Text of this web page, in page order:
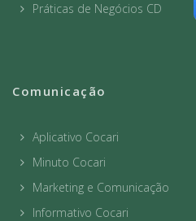
Práticas de Negócios CD
Comunicação
Aplicativo Cocari
Minuto Cocari
Marketing e Comunicação
Informativo Cocari